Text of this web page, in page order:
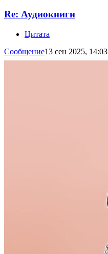
Re: Аудиокниги
Цитата
Сообщение13 сен 2025, 14:03